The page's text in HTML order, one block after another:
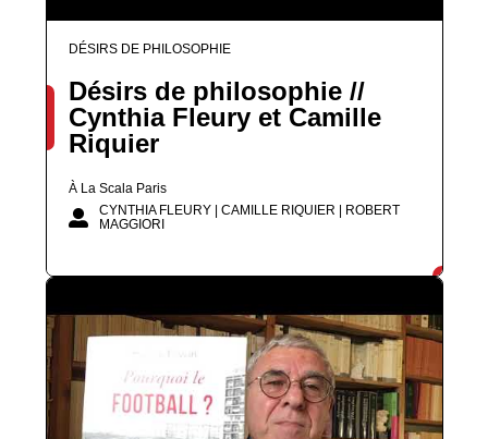
DÉSIRS DE PHILOSOPHIE
Désirs de philosophie //
Cynthia Fleury et Camille
Riquier
À La Scala Paris
CYNTHIA FLEURY | CAMILLE RIQUIER | ROBERT
MAGGIORI